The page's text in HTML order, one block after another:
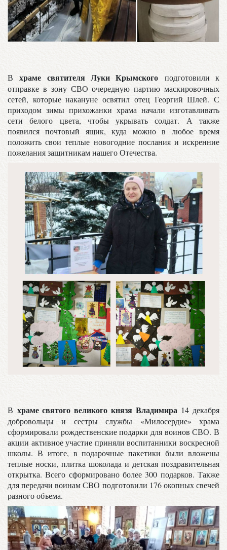
Вхраме святителя Луки Крымского
подготовили к
отправке в зону СВО очередную партию маскировочных
сетей, которые накануне освятил отец Георгий Шлей. С
приходом зимы прихожанки храма начали изготавливать
сети белого цвета, чтобы укрывать солдат. А также
появился почтовый ящик, куда можно в любое время
положить свои теплые новогодние послания и искренние
пожелания защитникам нашего Отечества.
В храме святого великого князя Владимира14 декабря
добровольцы и сестры службы «Милосердие» храма
сформировали рождественские подарки для воинов СВО. В
акции активное участие приняли воспитанники воскресной
школы. В итоге, в подарочные пакетики были вложены
теплые носки, плитка шоколада и детская поздравительная
открытка. Всего сформировано более 300 подарков. Также
для передачи воинам СВО подготовили 176 окопных свечей
разного объема.